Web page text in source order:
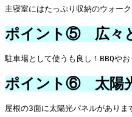
主寝室にはたっぷり収納のウォー
ポイント⑤ 広々
駐車場として使うも良し！BBQや
ポイント⑥ 太陽
屋根の3面に太陽光パネルがあり